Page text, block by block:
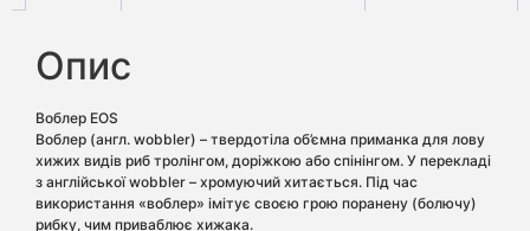
Опис
Воблер EOS
Воблер (англ. wobbler) – твердотіла об’ємна приманка для лову
хижих видів риб тролінгом, доріжкою або спінінгом. У перекладі
з англійської wobbler – хромуючий хитається. Під час
використання «воблер» імітує своєю грою поранену (болючу)
рибку, чим приваблює хижака.